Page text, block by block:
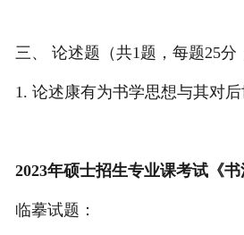
三、 论述题（共1题，每题25分
1. 论述康有为书学思想与其对后
2023年硕士招生专业课考试《
临摹试题：